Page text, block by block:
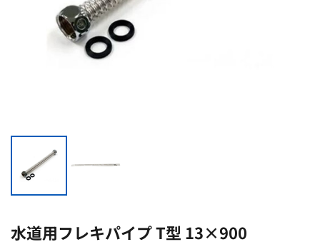
水道用フレキパイプ T型 13×900